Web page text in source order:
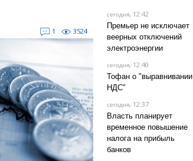
1 3524
сегодня, 12:42
Премьер не исключает
веерных отключений
электроэнергии
сегодня, 12:40
Тофан о "выравнивании
НДС"
сегодня, 12:37
Власть планирует
временное повышение
налога на прибыль
банков